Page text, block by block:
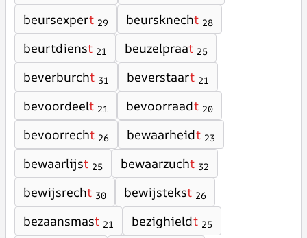
beursexpert 29 beursknecht 28
beurtdienst 21 beuzelpraat 25
beverburcht 31 beverstaart 21
bevoordeelt 21 bevoorraadt 20
bevoorrecht 26 bewaarheidt 23
bewaarlijst 25 bewaarzucht 32
bewijsrecht 30 bewijstekst 26
bezaansmast 21 bezighieldt 25